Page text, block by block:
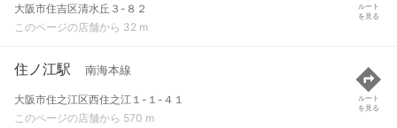
大阪市住吉区清水丘３-８２
このページの店舗から 32 m
ルート
を見る
住ノ江駅 南海本線
大阪市住之江区西住之江１-１-４１
このページの店舗から 570 m
ルート
を見る